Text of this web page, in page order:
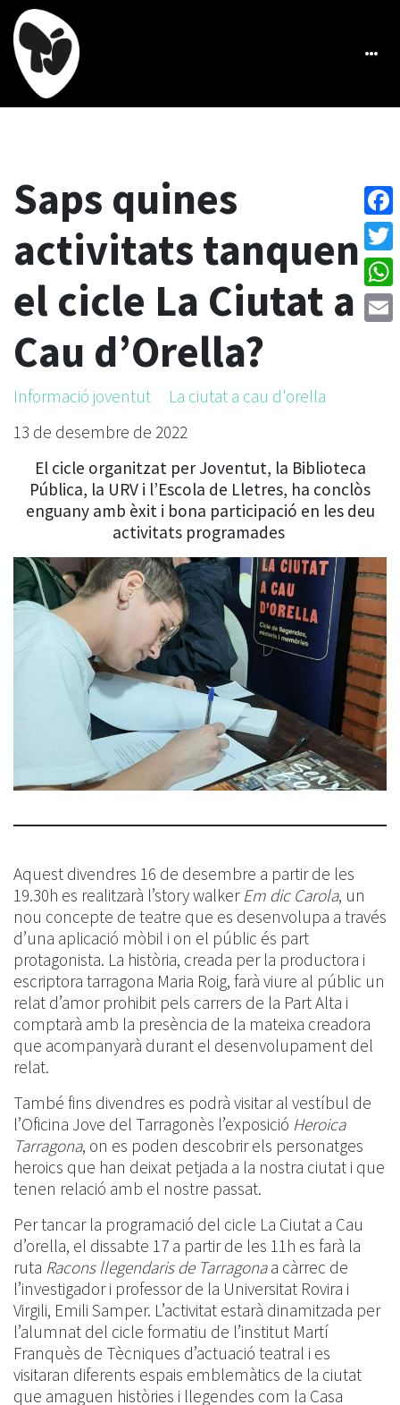
Saps quines
activitats tanquen
el cicle La Ciutat a
Cau d’Orella?
Informació joventut
La ciutat a cau d'orella
13 de desembre de 2022
El cicle organitzat per Joventut, la Biblioteca
Pública, la URV i l’Escola de Lletres, ha conclòs
enguany amb èxit i bona participació en les deu
activitats programades
Aquest divendres 16 de desembre a partir de les
19.30h es realitzarà l’story walker Em dic Carola, un
nou concepte de teatre que es desenvolupa a través
d’una aplicació mòbil i on el públic és part
protagonista. La història, creada per la productora i
escriptora tarragona Maria Roig, farà viure al públic un
relat d’amor prohibit pels carrers de la Part Alta i
comptarà amb la presència de la mateixa creadora
que acompanyarà durant el desenvolupament del
relat.
També fins divendres es podrà visitar al vestíbul de
l’Oficina Jove del Tarragonès l’exposició Heroica
Tarragona, on es poden descobrir els personatges
heroics que han deixat petjada a la nostra ciutat i que
tenen relació amb el nostre passat.
Per tancar la programació del cicle La Ciutat a Cau
d’orella, el dissabte 17 a partir de les 11h es farà la
ruta Racons llegendaris de Tarragonaa càrrec de
l’investigador i professor de la Universitat Rovira i
Virgili, Emili Samper. L’activitat estarà dinamitzada per
l’alumnat del cicle formatiu de l’institut Martí
Franquès de Tècniques d’actuació teatral i es
visitaran diferents espais emblemàtics de la ciutat
que amaguen històries i llegendes com la Casa